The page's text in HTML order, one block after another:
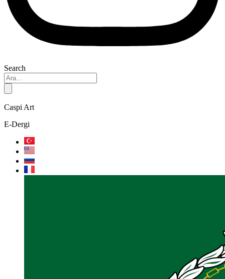
Search
Caspi Art
E-Dergi